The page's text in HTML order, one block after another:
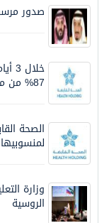
صدور
87% من موظفي وزارة الصحة لعروض الانتقال
الصحة
وزارة
الروسية